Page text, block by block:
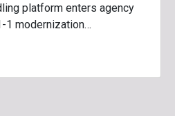
platform enters agency
1 modernization…